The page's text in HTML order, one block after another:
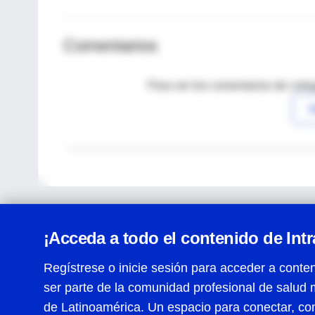
Comentarios
Para ver los comentarios de
¡Acceda a todo el contenido de
Regístrese o inicie sesión para acceder a
ser parte de la comunidad profesional de salud
de Latinoamérica. Un espacio para conectar,
Centro de Ayuda